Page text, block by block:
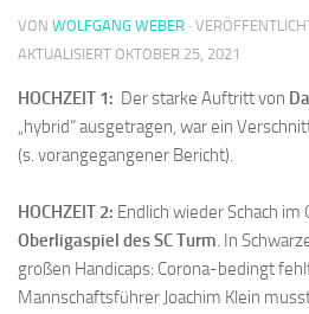
VON WOLFGANG WEBER ·
AKTUALISIERT OKTOBER 25, 2021
HOCHZEIT 1: Der starke Auftritt von
„hybrid“ ausgetragen, war ein
(s. vorangegangener Bericht).
HOCHZEIT 2: Endlich wieder Schach
Oberligaspiel des SC Turm. In
großen Handicaps: Corona-bedingt
Mannschaftsführer Joachim Klein